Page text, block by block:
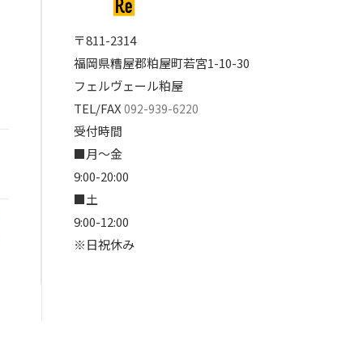
〒811-2314
福岡県糟屋郡粕屋町若宮1-10-30
フェルヴェール粕屋
TEL/FAX 092-939-6220
受付時間
■月～金
9:00-20:00
■土
9:00-12:00
※日祝休み